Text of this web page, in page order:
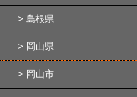
島根県
岡山県
岡山市